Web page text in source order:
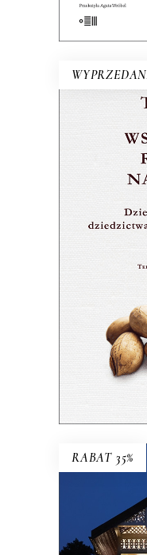
E-
E-
Płócienny
tylko ich
RABAT 35%